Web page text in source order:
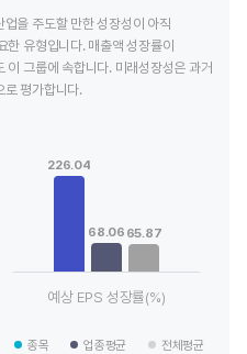
을 주도할 만한 성장성이 아직
유형입니다. 매출액 성장률이
이 그룹에 속합니다. 미래성장성은 과거
로 평가합니다.
categories.
View as data table, Chart
The chart has 1 X axis
226.04
68.06 65.87
예상 EPS 성장률(%)
종목 업종평균 전체평균